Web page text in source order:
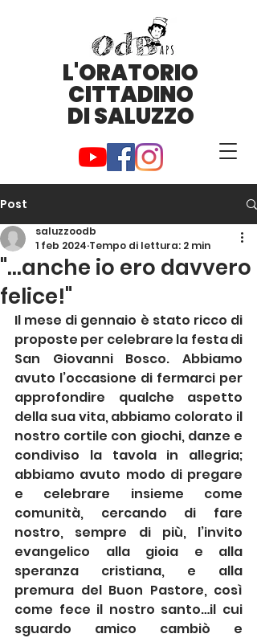
L'ORATORIO
CITTADINO
DI SALUZZO
Post
"...anche io ero davvero
felice!"
saluzzoodb
1 feb 2024 Tempo di lettura: 2 min
Il mese di gennaio è stato ricco di
proposte per celebrare la festa di
San Giovanni Bosco. Abbiamo
avuto l’occasione di fermarci per
approfondire qualche aspetto
della sua vita, abbiamo colorato il
nostro cortile con giochi, danze e
condiviso la tavola in allegria;
abbiamo avuto modo di pregare
e celebrare insieme come
comunità, cercando di fare
nostro, sempre di più, l’invito
evangelico alla gioia e alla
speranza cristiana, e alla
premura del Buon Pastore, così
come fece il nostro santo…il cui
sguardo amico cambiò e